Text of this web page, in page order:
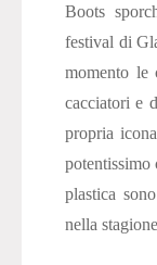
Boots
festival di
momento le
cacciatori e
propria
potentissimo
plastica
nella